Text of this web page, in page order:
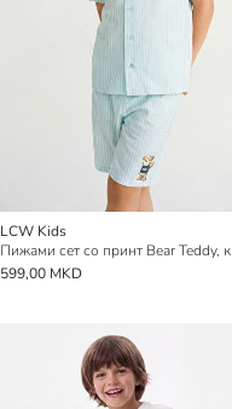
LCW Kids
599,00 MKD